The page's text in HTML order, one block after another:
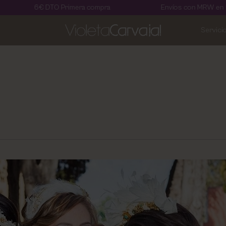
Primera compra Envíos con MRW en 24 horas